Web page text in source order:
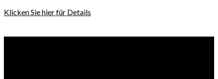
Klicken Sie hier für Details